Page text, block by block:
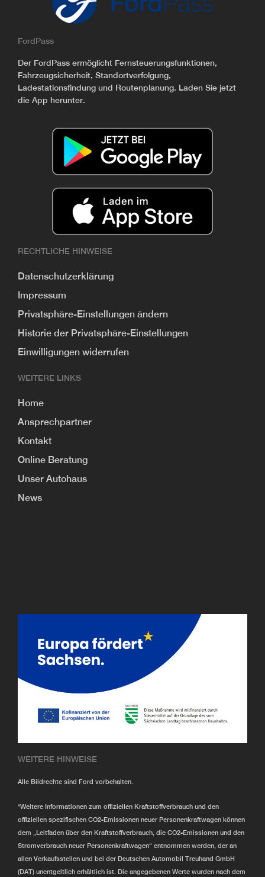
FordPass
Der FordPass ermöglicht Fernsteuerungsfunktionen,
Fahrzeugsicherheit, Standortverfolgung,
Ladestationsfindung und Routenplanung. Laden Sie jetzt
die App herunter.
RECHTLICHE HINWEISE
Datenschutzerklärung
Impressum
Privatsphäre-Einstellungen ändern
Historie der Privatsphäre-Einstellungen
Einwilligungen widerrufen
WEITERE LINKS
Home
Ansprechpartner
Kontakt
Online Beratung
Unser Autohaus
News
WEITERE HINWEISE
Alle Bildrechte sind Ford vorbehalten.
*Weitere Informationen zum offiziellen Kraftstoffverbrauch und den
offiziellen spezifischen CO2-Emissionen neuer Personenkraftwagen können
dem „Leitfaden über den Kraftstoffverbrauch, die CO2-Emissionen und den
Stromverbrauch neuer Personenkraftwagen“ entnommen werden, der an
allen Verkaufsstellen und bei der Deutschen Automobil Treuhand GmbH
(DAT) unentgeltlich erhältlich ist. Die angegebenen Werte wurden nach dem